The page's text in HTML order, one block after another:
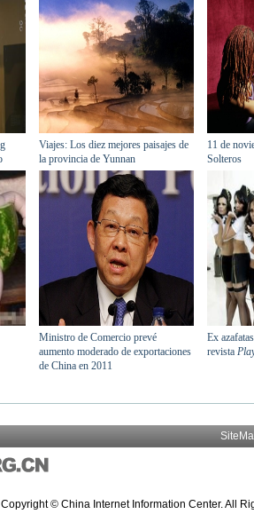
Copyright © China Internet Information Center. All